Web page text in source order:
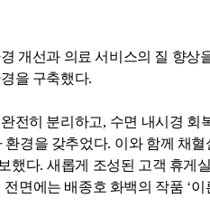
개선과 의료 서비스의 질 향상
을 구축했다.
전히 분리하고, 수면 내시경 회
환경을 갖추었다. 이와 함께 채혈
했다.새롭게 조성된 고객 휴게
전면에는 배종호 화백의 작품 ‘이